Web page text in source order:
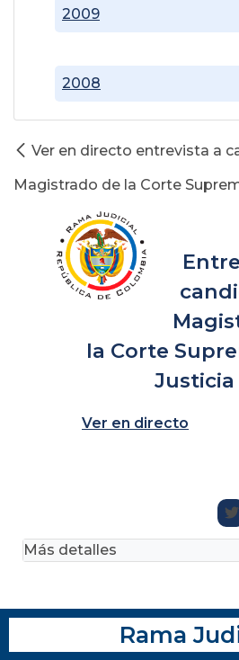
2008
2009
Ver en directo entrevista a
Magistrado de la Corte
la Corte
Justicia
Ver en directo
Más detalles
Rama